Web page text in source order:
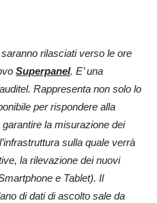
rilasciati verso le ore
Superpanel. E’ una
Rappresenta non solo lo
per rispondere alla
la misurazione dei
sulla quale verrà
la rilevazione dei nuovi
e Tablet). Il
di dati di ascolto sale da